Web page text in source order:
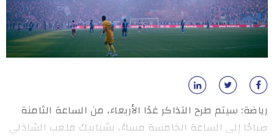
رياضة: سيتم طرح التذاكر غدًا الأربعاء، من الساعة الثامنة
صباحًا إلى الساعة الخامسة مساءً، بشبابيك ملعب الشاذلي